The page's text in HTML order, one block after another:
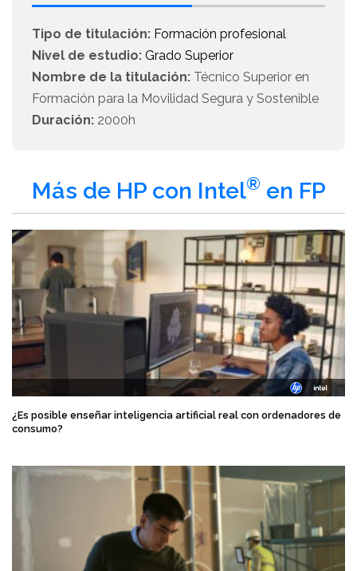
Tipo de titulación: Formación profesional
Nivel de estudio: Grado Superior
Nombre de la titulación: Técnico Superior en
Formación para la Movilidad Segura y Sostenible
Duración: 2000h
Más de HP con Intel® en FP
¿Es posible enseñar inteligencia artificial real con ordenadores de
consumo?